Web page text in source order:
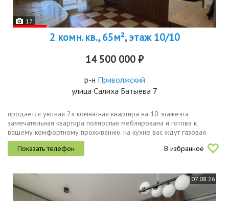
17
2 комн. кв., 65м², этаж 10/10
14 500 000 ₽
р-н Приволжский
улица Салиха Батыева 7
продается уютная 2х комнатная квартира на 10 этажеэта
замечательная квартира полностью меблирована и готова к
вашему комфортному проживанию. на кухне вас ждут газовая
плита духовая печь посудомоечная машина кулер холодильник
lgвсе необходимое для...
В избранное
07.08.26